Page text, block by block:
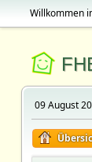
Willkommen
09 August